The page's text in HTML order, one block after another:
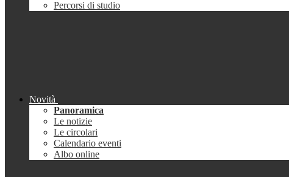
Percorsi di studio
Novità
Panoramica
Le notizie
Le circolari
Calendario eventi
Albo online